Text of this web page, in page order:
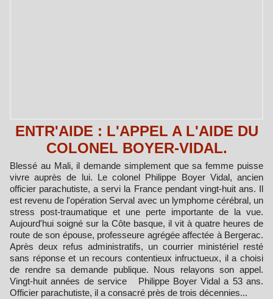
ENTR'AIDE : L'APPEL A L'AIDE DU
COLONEL BOYER-VIDAL.
Blessé au Mali, il demande simplement que sa femme puisse
vivre auprès de lui. Le colonel Philippe Boyer Vidal, ancien
officier parachutiste, a servi la France pendant vingt-huit ans. Il
est revenu de l'opération Serval avec un lymphome cérébral, un
stress post-traumatique et une perte importante de la vue.
Aujourd'hui soigné sur la Côte basque, il vit à quatre heures de
route de son épouse, professeure agrégée affectée à Bergerac.
Après deux refus administratifs, un courrier ministériel resté
sans réponse et un recours contentieux infructueux, il a choisi
de rendre sa demande publique. Nous relayons son appel.
Vingt-huit années de service Philippe Boyer Vidal a 53 ans.
Officier parachutiste, il a consacré près de trois décennies...